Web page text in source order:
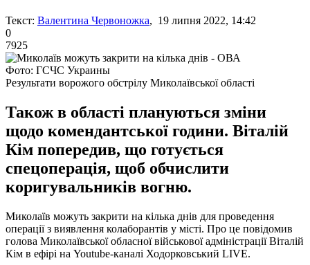
Текст: Валентина Червоножка, 19 липня 2022, 14:42
0
7925
Фото: ГСЧС Украины
Результати ворожого обстрілу Миколаївської області
Також в області плануються зміни
щодо комендантської години. Віталій
Кім попередив, що готується
спецоперація, щоб обчислити
коригувальників вогню.
Миколаїв можуть закрити на кілька днів для проведення
операції з виявлення колаборантів у місті. Про це повідомив
голова Миколаївської обласної військової адміністрації Віталій
Кім в ефірі на Youtube-каналі Ходорковський LIVE.